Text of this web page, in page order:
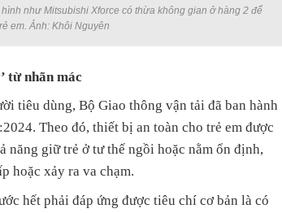
như Mitsubishi Xforce có thừa không gian ở hàng 2 để
em. Ảnh: Khôi Nguyên
từ nhãn mác
tiêu dùng, Bộ Giao thông vận tải đã ban hành
Theo đó, thiết bị an toàn cho trẻ em được
năng giữ trẻ ở tư thế ngồi hoặc nằm ổn định,
hoặc xảy ra va chạm.
hết phải đáp ứng được tiêu chí cơ bản là có